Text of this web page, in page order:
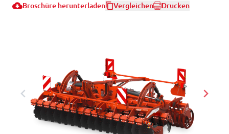
Broschüre herunterladen Vergleichen Drucken